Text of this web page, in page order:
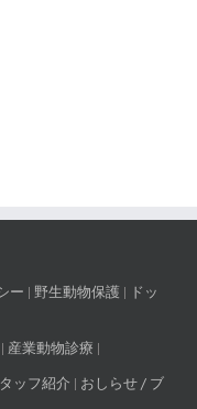
ー | 野生動物保護 | ドッ
| 産業動物診療 |
ッフ紹介 | おしらせ / ブ